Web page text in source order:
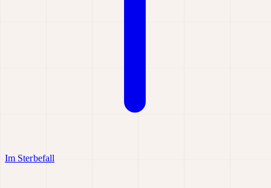
Im Sterbefall